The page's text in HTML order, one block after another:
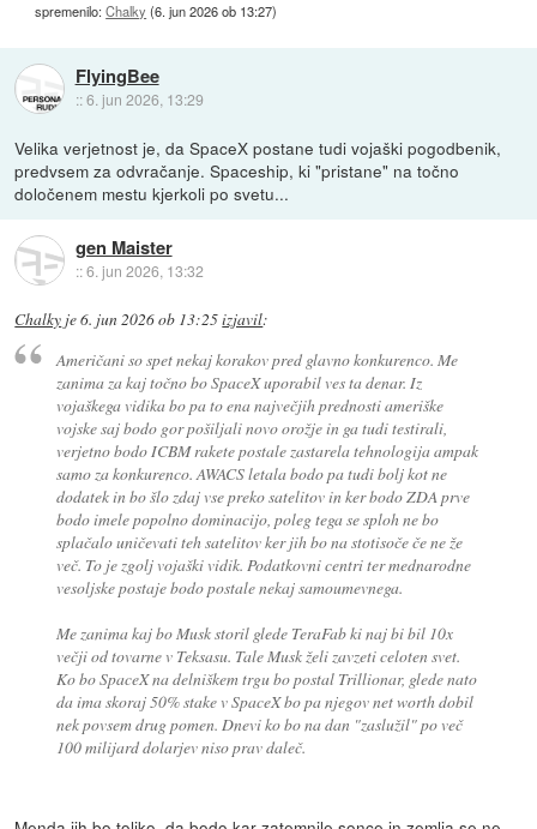
spremenilo:Chalky (6. jun 2026 ob 13:27)
FlyingBee
::6. jun 2026, 13:29
Velika verjetnost je, da SpaceX postane tudi vojaški pogodbenik,
predvsem za odvračanje. Spaceship, ki "pristane" na točno
določenem mestu kjerkoli po svetu...
gen Maister
::6. jun 2026, 13:32
Chalky je6. jun 2026 ob 13:25izjavil:
Američani so spet nekaj korakov pred glavno konkurenco. Me
zanima za kaj točno bo SpaceX uporabil ves ta denar. Iz
vojaškega vidika bo pa to ena največjih prednosti ameriške
vojske saj bodo gor pošiljali novo orožje in ga tudi testirali,
verjetno bodo ICBM rakete postale zastarela tehnologija ampak
samo za konkurenco. AWACS letala bodo pa tudi bolj kot ne
dodatek in bo šlo zdaj vse preko satelitov in ker bodo ZDA prve
bodo imele popolno dominacijo, poleg tega se sploh ne bo
splačalo uničevati teh satelitov ker jih bo na stotisoče če ne že
več. To je zgolj vojaški vidik. Podatkovni centri ter mednarodne
vesoljske postaje bodo postale nekaj samoumevnega.
Me zanima kaj bo Musk storil glede TeraFab ki naj bi bil 10x
večji od tovarne v Teksasu. Tale Musk želi zavzeti celoten svet.
Ko bo SpaceX na delniškem trgu bo postal Trillionar, glede nato
da ima skoraj 50% stake v SpaceX bo pa njegov net worth dobil
nek povsem drug pomen. Dnevi ko bo na dan "zaslužil" po več
100 milijard dolarjev niso prav daleč.